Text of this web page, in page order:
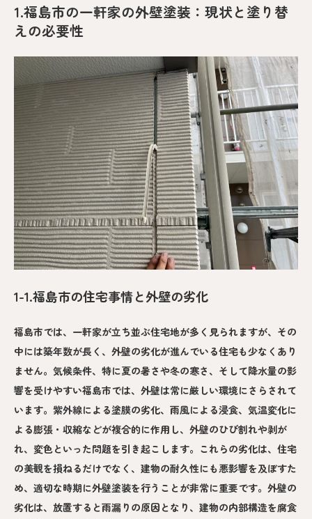
1.福島市の一軒家の外壁塗装：現状と塗り替
えの必要性
1-1.福島市の住宅事情と外壁の劣化
福島市では、一軒家が立ち並ぶ住宅地が多く見られますが、その
中には築年数が長く、外壁の劣化が進んでいる住宅も少なくあり
ません。気候条件、特に夏の暑さや冬の寒さ、そして降水量の影
響を受けやすい福島市では、外壁は常に厳しい環境にさらされて
います。紫外線による塗膜の劣化、雨風による浸食、気温変化に
よる膨張・収縮などが複合的に作用し、外壁のひび割れや剥が
れ、変色といった問題を引き起こします。これらの劣化は、住宅
の美観を損ねるだけでなく、建物の耐久性にも悪影響を及ぼすた
め、適切な時期に外壁塗装を行うことが非常に重要です。外壁の
劣化は、放置すると雨漏りの原因となり、建物の内部構造を腐食